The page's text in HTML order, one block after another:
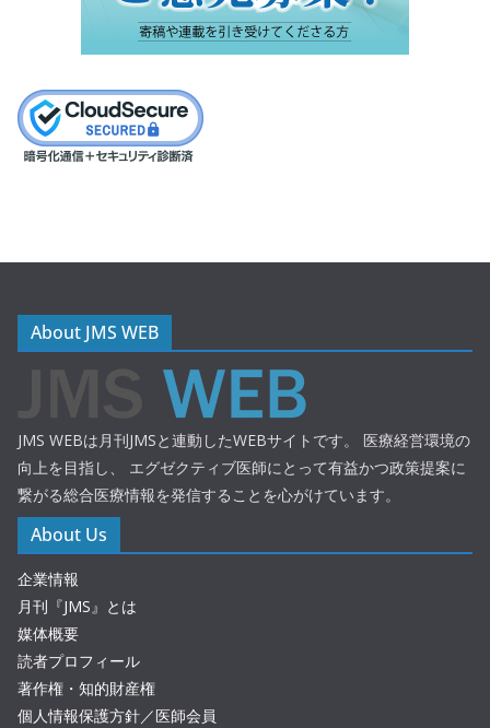
About JMS WEB
JMS WEBは月刊JMSと連動したWEBサイトです。 医療経営環境の
向上を目指し、 エグゼクティブ医師にとって有益かつ政策提案に
繋がる総合医療情報を発信することを心がけています。
About Us
企業情報
月刊『JMS』とは
媒体概要
読者プロフィール
著作権・知的財産権
個人情報保護方針／医師会員